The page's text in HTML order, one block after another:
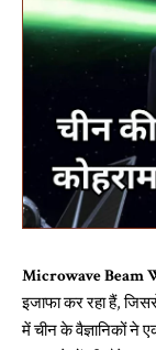
Microwave Beam
इजाफा कर रहा हैं,
में चीन के वैज्ञानिकों ने